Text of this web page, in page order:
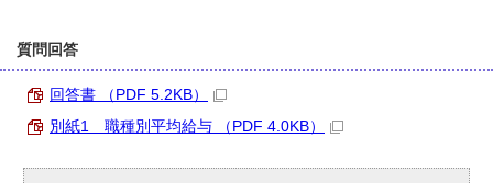
質問回答
回答書 （PDF 5.2KB）
別紙1 職種別平均給与 （PDF 4.0KB）